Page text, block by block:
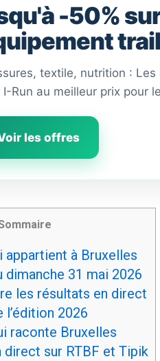
-50%
textile, nutrition :
I-Run au meilleur prix pour
Voir les offres
appartient à Bruxelles
dimanche 31 mai 2026
les résultats en direct
2026
raconte Bruxelles
direct sur RTBF et Tipik